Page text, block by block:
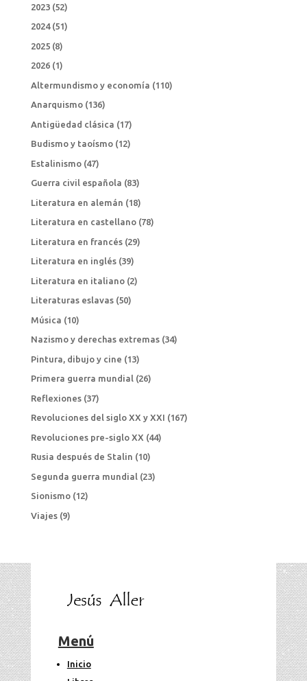
2023(52)
2024(51)
2025(8)
2026(1)
Altermundismo y economía (110)
Anarquismo(136)
Antigüedad clásica (17)
Budismo y taoísmo(12)
Estalinismo(47)
Guerra civil española (83)
Literatura en alemán (18)
Literatura en castellano(78)
Literatura en francés(29)
Literatura en inglés(39)
Literatura en italiano(2)
Literaturas eslavas(50)
Música (10)
Nazismo y derechas extremas(34)
Pintura, dibujo y cine (13)
Primera guerra mundial(26)
Reflexiones(37)
Revoluciones del siglo XX y XXI (167)
Revoluciones pre-siglo XX (44)
Rusia después de Stalin (10)
Segunda guerra mundial (23)
Sionismo(12)
Viajes(9)
Menú
Inicio